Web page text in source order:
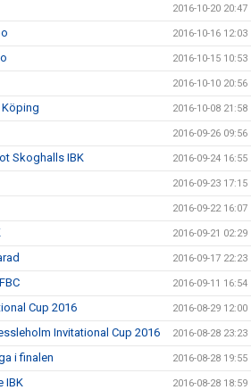
2016-10-20 20:47
2016-10-16 12:03
2016-10-15 10:53
2016-10-10 20:56
2016-10-08 21:58
2016-09-26 09:56
Skoghalls IBK 2016-09-24 16:55
2016-09-23 17:15
2016-09-22 16:07
2016-09-21 02:29
2016-09-17 22:23
2016-09-11 16:54
Cup 2016 2016-08-29 12:00
Invitational Cup 2016 2016-08-28 23:23
i finalen 2016-08-28 19:55
IBK 2016-08-28 18:59